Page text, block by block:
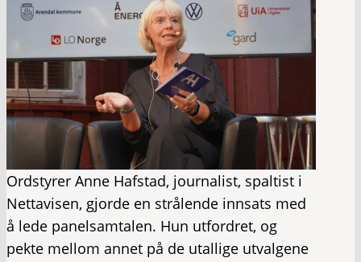
Ordstyrer Anne Hafstad, journalist, spaltist i
Nettavisen, gjorde en strålende innsats med
å lede panelsamtalen. Hun utfordret, og
pekte mellom annet på de utallige utvalgene